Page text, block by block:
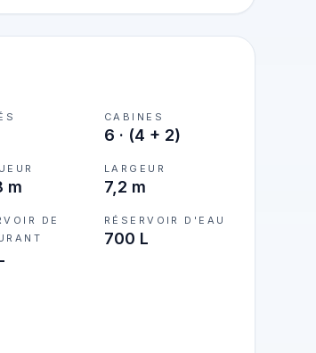
CABINES
6 · (4 + 2)
m
LARGEUR
7,2 m
DE
RÉSERVOIR D'EAU
700 L